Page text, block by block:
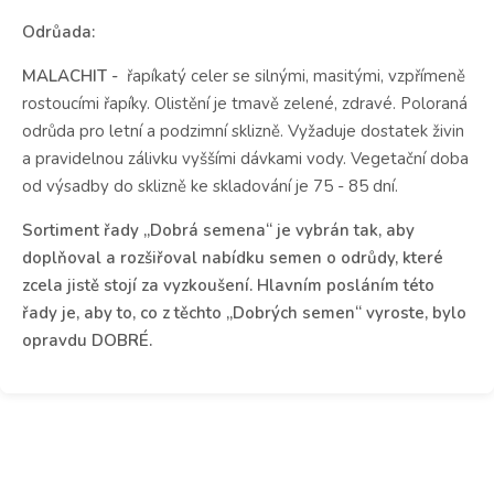
Odrůada:
MALACHIT - řapíkatý celer se silnými, masitými, vzpřímeně
rostoucími řapíky. Olistění je tmavě zelené, zdravé. Poloraná
odrůda pro letní a podzimní sklizně. Vyžaduje dostatek živin
a pravidelnou zálivku vyššími dávkami vody. Vegetační doba
od výsadby do sklizně ke skladování je 75 - 85 dní.
Sortiment řady „Dobrá semena“ je vybrán tak, aby
doplňoval a rozšiřoval nabídku semen o odrůdy, které
zcela jistě stojí za vyzkoušení. Hlavním posláním této
řady je, aby to, co z těchto „Dobrých semen“ vyroste, bylo
opravdu DOBRÉ.